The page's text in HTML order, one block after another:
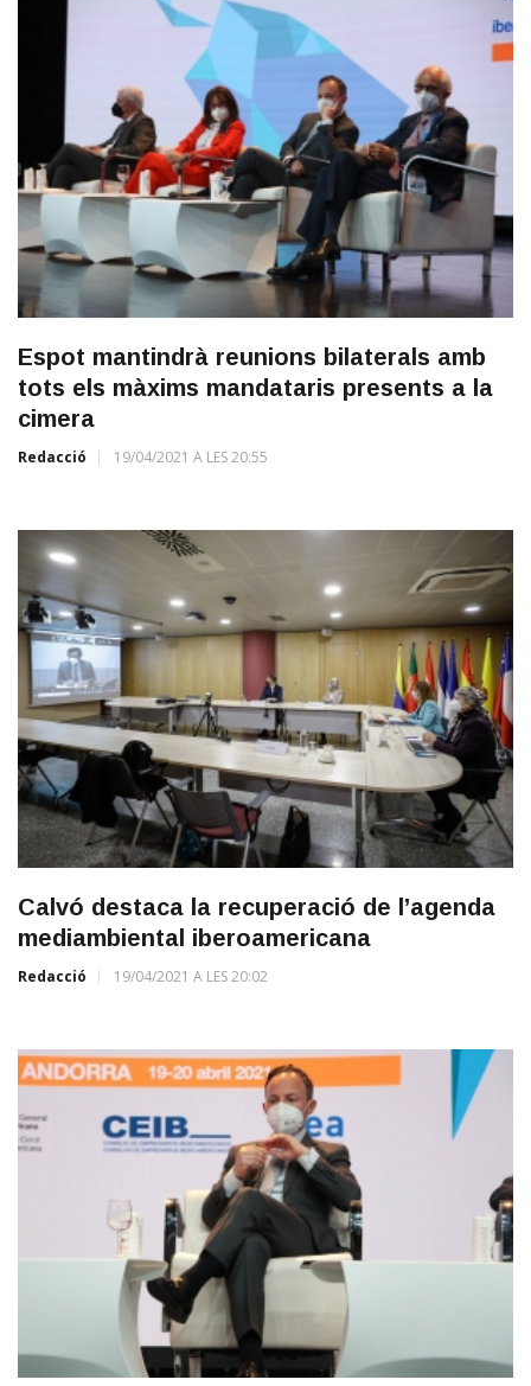
Espot mantindrà reunions bilaterals amb
tots els màxims mandataris presents a la
cimera
Redacció 19/04/2021 A LES 20:55
Calvó destaca la recuperació de l’agenda
mediambiental iberoamericana
Redacció 19/04/2021 A LES 20:02